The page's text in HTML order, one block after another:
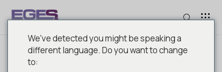
Cable Conveying Systems
We've detected you might be speaking a
different language. Do you want to change
to: